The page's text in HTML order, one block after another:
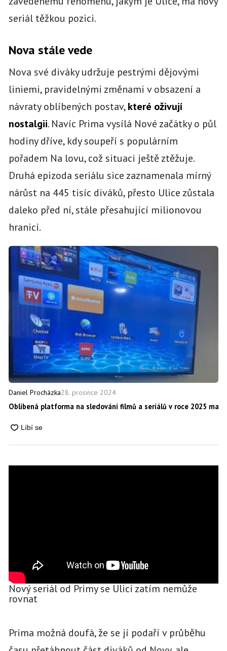
seriál těžkou pozici.
Nova stále vede
Nova své diváky udržuje pestrými dějovými
liniemi, pravidelnými změnami v obsazení a
návraty oblíbených postav,které oživují
nostalgii. Navíc Prima vysílá Nové začátky o půl
hodiny dříve, kdy soupeří s populárním
pořadem Na lovu, což situaci ještě ztěžuje.
Druhá epizoda seriálu sice zaznamenala mírný
nárůst na 445 tisíc diváků, přesto Ulice zůstala
daleko před ní, stále přesahující milionovou
hranici.
Daniel Procházka28. prosince 2024
Oblíbená platforma na sledování filmů a seriálů v roce 2025
Nový seriál od Primy se Ulici zatím nemůže
rovnat
Prima možná doufá, že se jí podaří v průběhu